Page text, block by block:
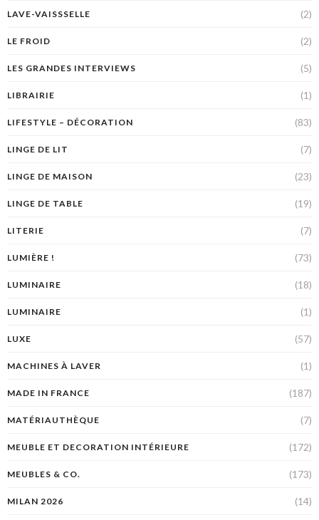
LAVE-VAISSSELLE (2)
LE FROID (2)
LES GRANDES INTERVIEWS (5)
LIBRAIRIE (1)
LIFESTYLE – DÉCORATION (83)
LINGE DE LIT (7)
LINGE DE MAISON (23)
LINGE DE TABLE (19)
LITERIE (7)
LUMIÈRE ! (73)
LUMINAIRE (18)
LUMINAIRE (1)
LUXE (57)
MACHINES À LAVER (1)
MADE IN FRANCE (187)
MATÉRIAUTHÈQUE (7)
MEUBLE ET DECORATION INTÉRIEURE (172)
MEUBLES & CO. (173)
MILAN 2026 (14)